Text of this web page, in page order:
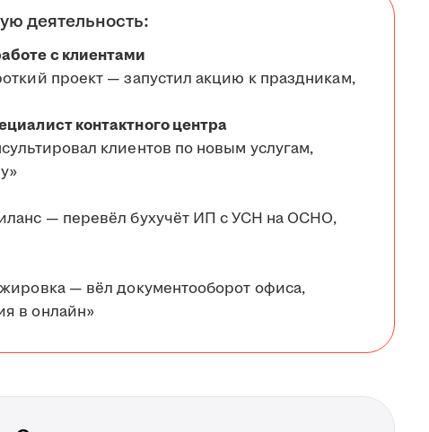
деятельность:
с клиентами
проект — запустил акцию к праздникам,
контактного центра
клиентов по новым услугам,
— перевёл бухучёт ИП с УСН на ОСНО,
— вёл документооборот офиса,
в онлайн»